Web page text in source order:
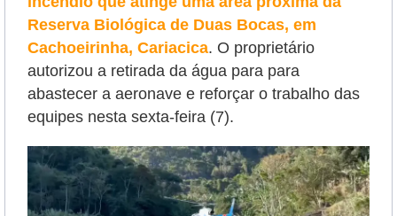
Reserva Biológica de Duas Bocas, em
Cachoeirinha, Cariacica. O proprietário
autorizou a retirada da água para para
abastecer a aeronave e reforçar o trabalho das
equipes nesta sexta-feira (7).